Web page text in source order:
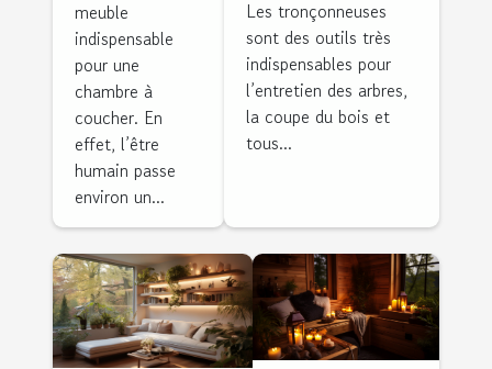
dressing
intégré ?
meuble
indispensable
pour une
chambre à
coucher. En
effet, l’être
humain passe
environ un...
tronçonneuse
?
Les tronçonneuses
sont des outils très
indispensables pour
l’entretien des arbres,
la coupe du bois et
tous...